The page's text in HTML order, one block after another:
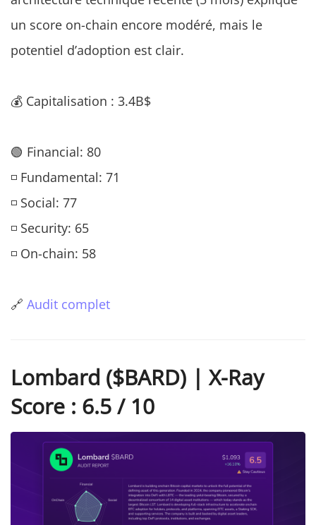
un score on-chain encore modéré, mais le
potentiel d’adoption est clair.
💰 Capitalisation : 3.4B$
🟢 Financial: 80
◽ Fundamental: 71
◽ Social: 77
◽ Security: 65
◽ On-chain: 58
🔗 Audit complet
Lombard ($BARD) | X-Ray
Score : 6.5 / 10